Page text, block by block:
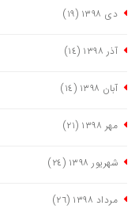
دی ١٣٩٨ (١٩)
آذر ١٣٩٨ (١٤)
آبان ١٣٩٨ (١٤)
مهر ١٣٩٨ (٢١)
شهریور ١٣٩٨ (٢٤)
مرداد ١٣٩٨ (٢٦)